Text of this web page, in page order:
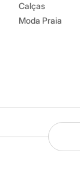
Calças
Moda Praia